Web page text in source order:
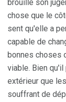
brouillé son
chose que le
sent qu'elle a
capable de
bonnes choses
viable. Bien
extérieur que
souffrant de